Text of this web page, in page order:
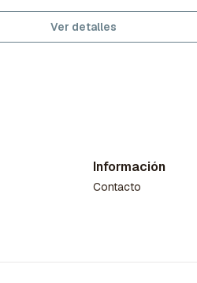
Ver detalles
Información
Contacto